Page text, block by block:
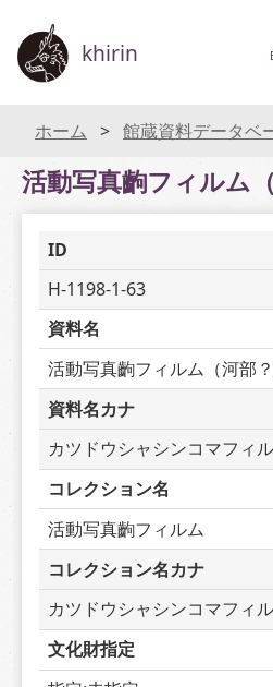
khirin
ホーム 館蔵資料データベ
活動写真齣フィルム（
ID
H-1198-1-63
資料名
活動写真齣フィルム（河部？
資料名カナ
カツドウシャシンコマフィ
コレクション名
活動写真齣フィルム
コレクション名カナ
カツドウシャシンコマフィ
文化財指定